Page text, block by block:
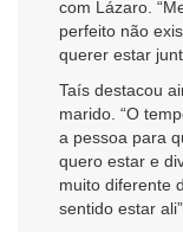
com Lázaro.
perfeito não
querer estar
Taís destacou
marido. “O
a pessoa para
quero estar e
muito diferente
sentido estar